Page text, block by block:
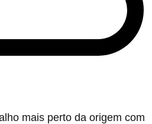
mais perto da origem com